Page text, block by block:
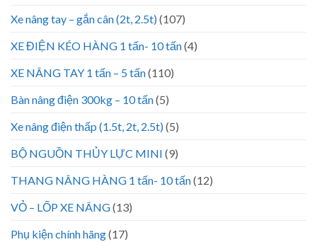
Xe nâng tay – gắn cân (2t, 2.5t)(107)
XE ĐIỆN KÉO HÀNG 1 tấn- 10 tấn(4)
XE NÂNG TAY 1 tấn – 5 tấn(110)
Bàn nâng điện 300kg – 10 tấn(5)
Xe nâng điện thấp (1.5t, 2t, 2.5t)(5)
BỘ NGUỒN THỦY LỰC MINI (9)
THANG NÂNG HÀNG 1 tấn- 10 tấn(12)
VỎ – LỐP XE NÂNG(13)
Phụ kiện chính hãng(17)